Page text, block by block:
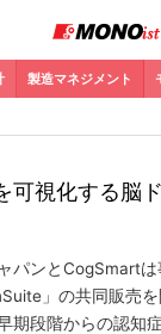
製造マネジメント
可視化する脳
パンとCogSmart
」の共同販売
期段階からの認知